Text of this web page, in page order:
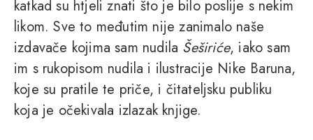
katkad su htjeli znati što je bilo poslije s nekim
likom. Sve to međutim nije zanimalo naše
izdavače kojima sam nudila Šeširiće, iako sam
im s rukopisom nudila i ilustracije Nike Baruna,
koje su pratile te priče, i čitateljsku publiku
koja je očekivala izlazak knjige.